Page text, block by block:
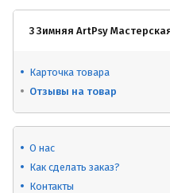
3 Зимняя ArtPsy
Карточка товара
Отзывы на товар
О нас
Как сделать заказ?
Контакты